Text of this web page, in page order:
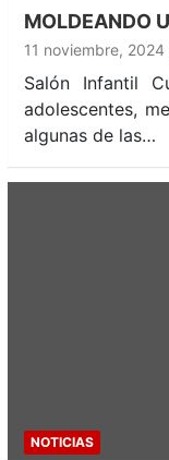
MOLDEANDO
11 noviembre, 2024
Salón Infantil
adolescentes,
algunas de las…
NOTICIAS